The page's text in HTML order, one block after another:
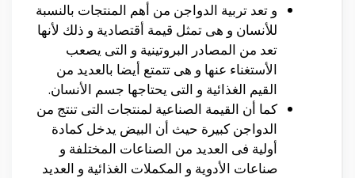
و تعد تربية الدواجن من أهم المنتجات بالنسبة
للأنسان و هى تمثل قيمة أقتصادية و ذلك لأنها
تعد من المصادر البروتينية و التى يصعب
الأستغناء عنها و هى تتمتع أيضا بالعديد من
القيم الغذائية و التى يحتاجها جسم الأنسان.
كما أن القيمة الصناعية لمنتجات التى تنتج من
الدواجن كبيرة حيث أن البيض يدخل كمادة
أولية فى العديد من الصناعات المختلفة و
صناعات الأدوية و المكملات الغذائية و العديد